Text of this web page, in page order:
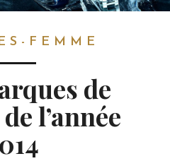
FEMME
de
l’année